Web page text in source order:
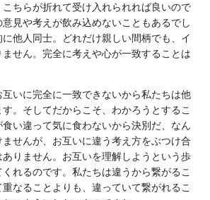
ちらが折れて受け入れられれば良いので
見や考えが飲み込めないこともあるでし
に他人同士。どれだけ親しい間柄でも、イ
せん。完全に考えや心が一致することは
いに完全に一致できないから私たちは他
。そしてだからこそ、わかろうとするこ
い違って気に食わないから決別だ、なん
せんが、お互いに違う考え方をぶつけ合
りません。お互いを理解しようという歩
れるのです。私たちは違うから繋がるこ
なることよりも、違っていて繋がれるこ